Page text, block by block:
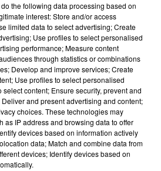
2026
Lieb s’essaye à la vie de chatelain
son nouveau clip
2026
sort enfin le remix de « Love
» avec Kylie Minogue
et Didi B dévoilent le single le plus
do the following data processing based on
interest: Store and/or access
limited data to select advertising; Create
Use profiles to select personalised
performance; Measure content
through statistics or combinations
Develop and improve services; Create
Use profiles to select personalised
content; Ensure security, prevent and
and present advertising and content;
choices. These technologies may
as IP address and browsing data to offer
devices based on information actively
data; Match and combine data from
devices; Identify devices based on